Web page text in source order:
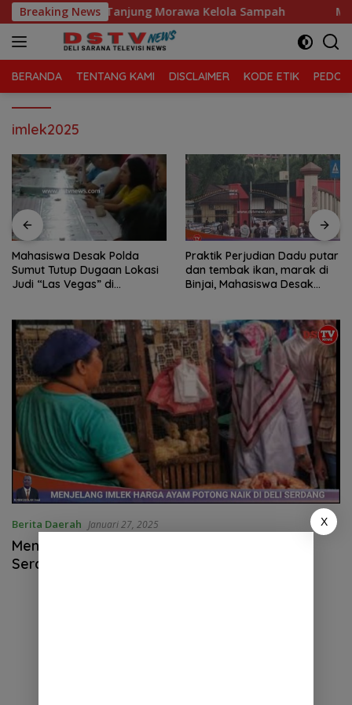
Langsung
ke
konten
Breaking News
Kecamatan Tanjung Morawa Kelola Sampah
BERANDA TENTANG KAMI DISCLAIMER KODE ETIK
imlek2025
Mahasiswa Desak Polda
Sumut Tutup Dugaan Lokasi
Judi “Las Vegas” di
Praktik Perjudian Dadu putar
dan tembak ikan, marak di
Binjai, Mahasiswa Desak
Berita Daerah Januari 27, 2025
Menjelang Imlek,Harga Ayam Potong Di Deli
Serdang Merangkak Naik
X